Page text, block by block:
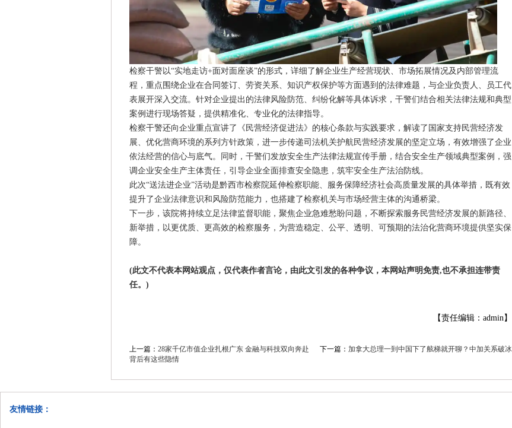
检察干警以“实地走访+面对面座谈”的形式，详细了解企业生产经营现状、市场拓展情况及内部管理流
程，重点围绕企业在合同签订、劳资关系、知识产权保护等方面遇到的法律难题，与企业负责人、员工代
表展开深入交流。针对企业提出的法律风险防范、纠纷化解等具体诉求，干警们结合相关法律法规和典型
案例进行现场答疑，提供精准化、专业化的法律指导。
检察干警还向企业重点宣讲了《民营经济促进法》的核心条款与实践要求，解读了国家支持民营经济发
展、优化营商环境的系列方针政策，进一步传递司法机关护航民营经济发展的坚定立场，有效增强了企业
依法经营的信心与底气。同时，干警们发放安全生产法律法规宣传手册，结合安全生产领域典型案例，强
调企业安全生产主体责任，引导企业全面排查安全隐患，筑牢安全生产法治防线。
此次“送法进企业”活动是黔西市检察院延伸检察职能、服务保障经济社会高质量发展的具体举措，既有效
提升了企业法律意识和风险防范能力，也搭建了检察机关与市场经营主体的沟通桥梁。
下一步，该院将持续立足法律监督职能，聚焦企业急难愁盼问题，不断探索服务民营经济发展的新路径、
新举措，以更优质、更高效的检察服务，为营造稳定、公平、透明、可预期的法治化营商环境提供坚实保
障。
(此文不代表本网站观点，仅代表作者言论，由此文引发的各种争议，本网站声明免责,也不承担连带责
任。)
【责任编辑：admin】
上一篇： 28家千亿市值企业扎根广东 金融与科技双向奔赴 下一篇： 加拿大总理一到中国下了舷梯就开聊？中加关系破冰
背后有这些隐情
友情链接：